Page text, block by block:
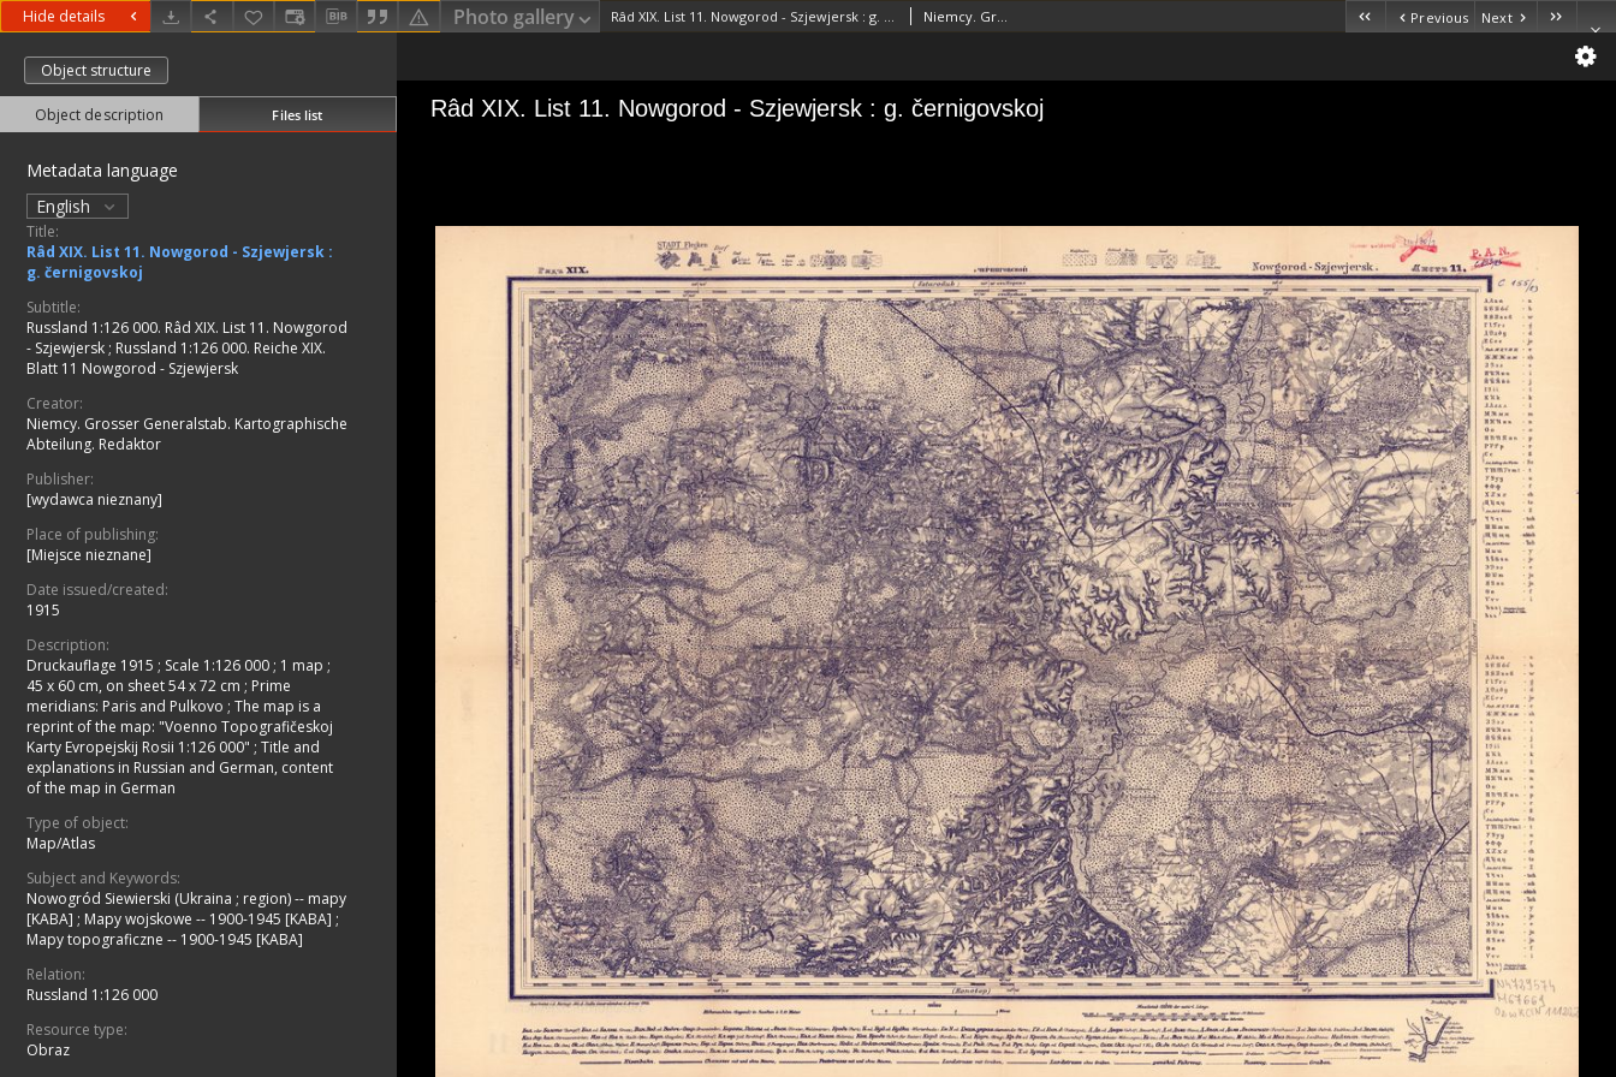
Hide details Photo gallery Râd XIX. List 11. Nowgorod - Szjewjersk : g. černigovskoj Niemcy. Grosser Generalstab. Kartographische Abteilung. Redaktor Previous Next
Object structure
Object description Files list
Metadata language
English
Title:
Râd XIX. List 11. Nowgorod - Szjewjersk :
g. černigovskoj
Subtitle:
Russland 1:126 000. Râd XIX. List 11. Nowgorod
- Szjewjersk ; Russland 1:126 000. Reiche XIX.
Blatt 11 Nowgorod - Szjewjersk
Creator:
Niemcy. Grosser Generalstab. Kartographische
Abteilung. Redaktor
Publisher:
[wydawca nieznany]
Place of publishing:
[Miejsce nieznane]
Date issued/created:
1915
Description:
Druckauflage 1915 ; Scale 1:126 000 ; 1 map ;
45 x 60 cm, on sheet 54 x 72 cm ; Prime
meridians: Paris and Pulkovo ; The map is a
reprint of the map: "Voenno Topografičeskoj
Karty Evropejskij Rosii 1:126 000" ; Title and
explanations in Russian and German, content
of the map in German
Type of object:
Map/Atlas
Subject and Keywords:
Nowogród Siewierski (Ukraina ; region) -- mapy
[KABA] ; Mapy wojskowe -- 1900-1945 [KABA] ;
Mapy topograficzne -- 1900-1945 [KABA]
Relation:
Russland 1:126 000
Resource type:
Obraz